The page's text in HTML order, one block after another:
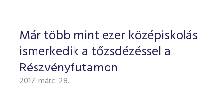
Már több mint ezer középiskolás
ismerkedik a tőzsdézéssel a
Részvényfutamon
2017. márc. 28.